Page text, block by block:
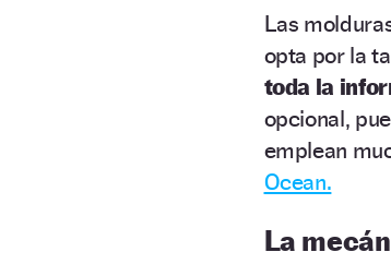
Las
opta por la
toda la
opcional,
emplean
Ocean.
La